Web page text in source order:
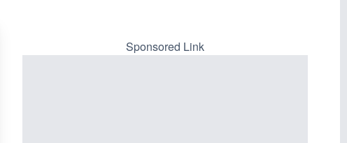
Sponsored Link